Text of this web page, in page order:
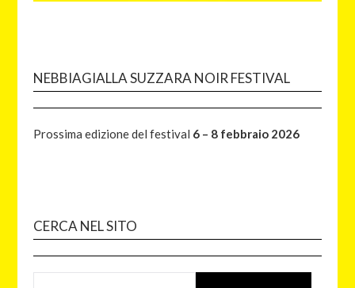
NEBBIAGIALLA SUZZARA NOIR FESTIVAL
Prossima edizione del festival 6 – 8 febbraio 2026
CERCA NEL SITO